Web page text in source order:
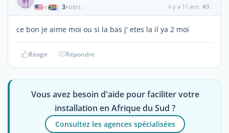
| 3POSTS il y a 11 ans #3
ce bon je aime moi ou si la bas j' etes la il ya 2 moi
Réagir Répondre
Vous avez besoin d'aide pour faciliter votre
installation en Afrique du Sud ?
Consultez les agences spécialisées